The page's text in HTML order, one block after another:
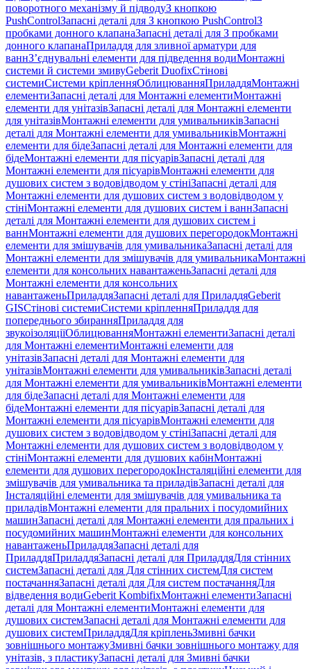
поворотного механізму й підводуЗ кнопкою
PushControlЗапасні деталі для З кнопкою PushControlЗ
пробками донного клапанаЗапасні деталі для З пробками
донного клапанаПриладдя для зливної арматури для
ваннЗ’єднувальні елементи для підведення водиМонтажні
системи й системи змивуGeberit DuofixСтінові
системиСистеми кріпленняОблицюванняПриладдяМонтажні
елементиЗапасні деталі для Монтажні елементиМонтажні
елементи для унітазівЗапасні деталі для Монтажні елементи
для унітазівМонтажні елементи для умивальниківЗапасні
деталі для Монтажні елементи для умивальниківМонтажні
елементи для бідеЗапасні деталі для Монтажні елементи для
бідеМонтажні елементи для пісуарівЗапасні деталі для
Монтажні елементи для пісуарівМонтажні елементи для
душових систем з водовідводом у стініЗапасні деталі для
Монтажні елементи для душових систем з водовідводом у
стініМонтажні елементи для душових систем і ваннЗапасні
деталі для Монтажні елементи для душових систем і
ваннМонтажні елементи для душових перегородокМонтажні
елементи для змішувачів для умивальникаЗапасні деталі для
Монтажні елементи для змішувачів для умивальникаМонтажні
елементи для консольних навантаженьЗапасні деталі для
Монтажні елементи для консольних
навантаженьПриладдяЗапасні деталі для ПриладдяGeberit
GISСтінові системиСистеми кріпленняПриладдя для
попереднього збиранняПриладдя для
звукоізоляціїОблицюванняМонтажні елементиЗапасні деталі
для Монтажні елементиМонтажні елементи для
унітазівЗапасні деталі для Монтажні елементи для
унітазівМонтажні елементи для умивальниківЗапасні деталі
для Монтажні елементи для умивальниківМонтажні елементи
для бідеЗапасні деталі для Монтажні елементи для
бідеМонтажні елементи для пісуарівЗапасні деталі для
Монтажні елементи для пісуарівМонтажні елементи для
душових систем з водовідводом у стініЗапасні деталі для
Монтажні елементи для душових систем з водовідводом у
стініМонтажні елементи для душових кабінМонтажні
елементи для душових перегородокІнсталяційні елементи для
змішувачів для умивальника та приладівЗапасні деталі для
Інсталяційні елементи для змішувачів для умивальника та
приладівМонтажні елементи для пральних і посудомийних
машинЗапасні деталі для Монтажні елементи для пральних і
посудомийних машинМонтажні елементи для консольних
навантаженьПриладдяЗапасні деталі для
ПриладдяПриладдяЗапасні деталі для ПриладдяДля стінних
системЗапасні деталі для Для стінних системДля систем
постачанняЗапасні деталі для Для систем постачанняДля
відведення водиGeberit KombifixМонтажні елементиЗапасні
деталі для Монтажні елементиМонтажні елементи для
душових системЗапасні деталі для Монтажні елементи для
душових системПриладдяДля кріпленьЗмивні бачки
зовнішнього монтажуЗмивні бачки зовнішнього монтажу для
унітазів, з пластикуЗапасні деталі для Змивні бачки